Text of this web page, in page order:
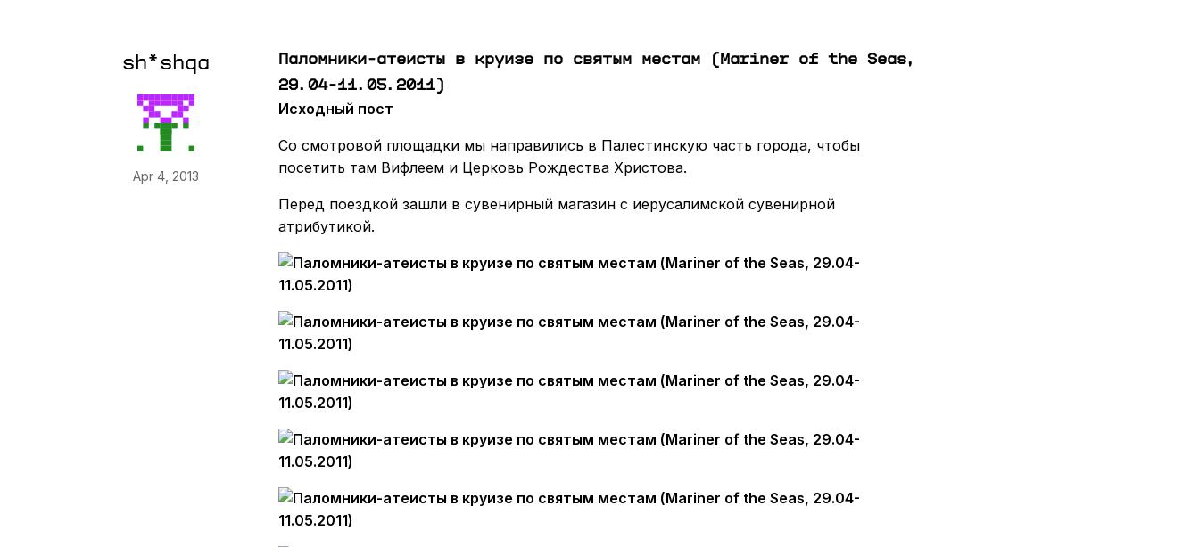
sh*shqa
Apr 4, 2013
Паломники-атеисты в круизе по святым местам (Mariner of the Seas,
29.04-11.05.2011)
Исходный пост
Со смотровой площадки мы направились в Палестинскую часть города, чтобы
посетить там Вифлеем и Церковь Рождества Христова.
Перед поездкой зашли в сувенирный магазин с иерусалимской сувенирной
атрибутикой.